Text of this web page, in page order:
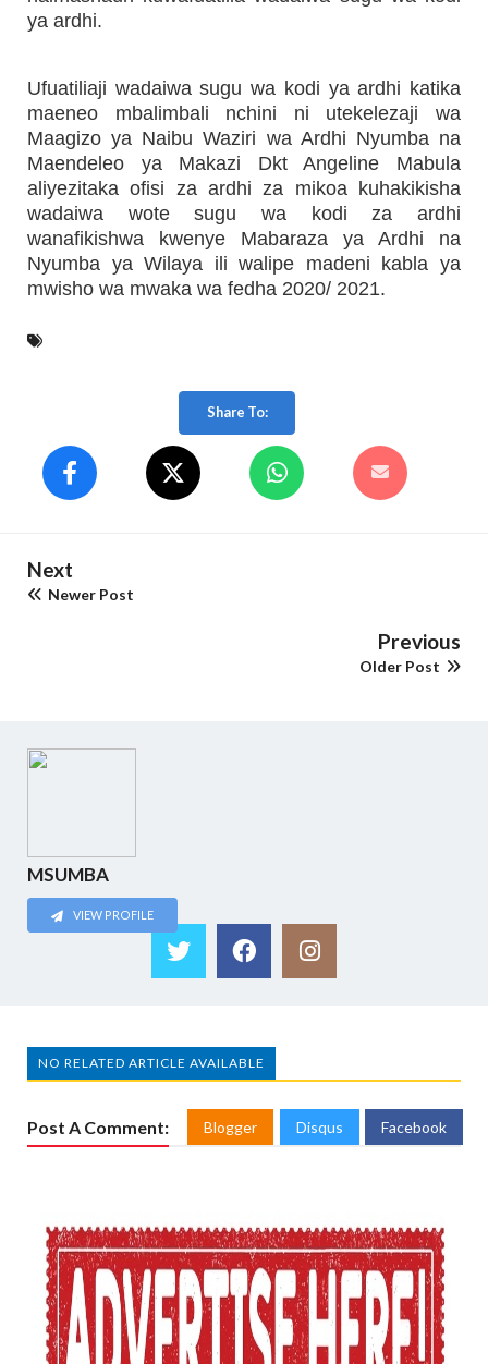
ya ardhi.
Ufuatiliaji wadaiwa sugu wa kodi ya ardhi katika
maeneo mbalimbali nchini ni utekelezaji wa
Maagizo ya Naibu Waziri wa Ardhi Nyumba na
Maendeleo ya Makazi Dkt Angeline Mabula
aliyezitaka ofisi za ardhi za mikoa kuhakikisha
wadaiwa wote sugu wa kodi za ardhi
wanafikishwa kwenye Mabaraza ya Ardhi na
Nyumba ya Wilaya ili walipe madeni kabla ya
mwisho wa mwaka wa fedha 2020/ 2021.
Share To:
Next
Newer Post
Previous
Older Post
MSUMBA
VIEW PROFILE
NO RELATED ARTICLE AVAILABLE
Post A Comment: Blogger Disqus Facebook